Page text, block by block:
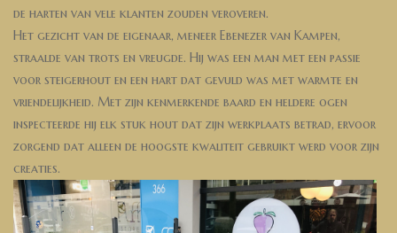
de harten van vele klanten zouden veroveren.
Het gezicht van de eigenaar, meneer Ebenezer van Kampen,
straalde van trots en vreugde. Hij was een man met een passie
voor steigerhout en een hart dat gevuld was met warmte en
vriendelijkheid. Met zijn kenmerkende baard en heldere ogen
inspecteerde hij elk stuk hout dat zijn werkplaats betrad, ervoor
zorgend dat alleen de hoogste kwaliteit gebruikt werd voor zijn
creaties.